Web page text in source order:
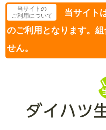
当サイトの
ご利用について
当サイト
のご利用となります。
せん。